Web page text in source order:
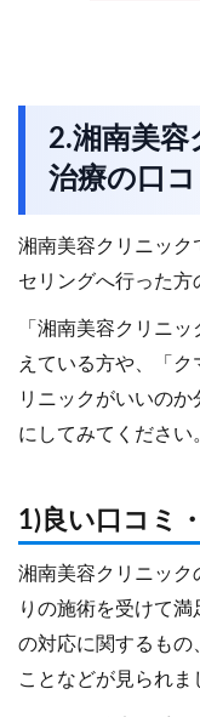
2.湘南美容
治療の口
湘南美容クリニック
セリングへ行った方
「湘南美容クリニ
えている方や、「
リニックがいいの
にしてみてください
1)良い口コミ
湘南美容クリニック
りの施術を受けて
の対応に関するもの
ことなどが見られま